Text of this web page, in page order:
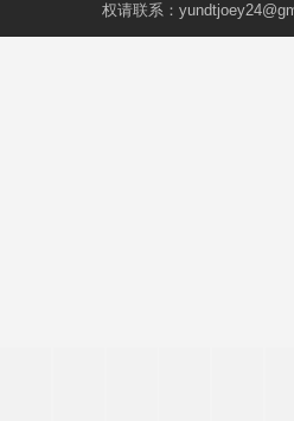
权请联系：